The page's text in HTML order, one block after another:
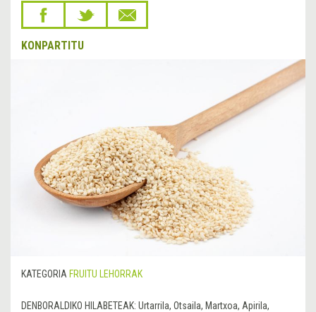
KONPARTITU
KATEGORIA FRUITU LEHORRAK
DENBORALDIKO HILABETEAK: Urtarrila, Otsaila, Martxoa, Apirila,